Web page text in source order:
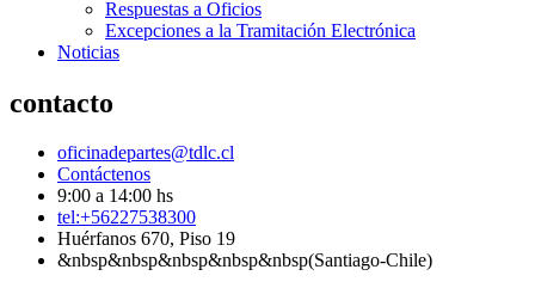
Respuestas a Oficios
Excepciones a la Tramitación Electrónica
Noticias
contacto
oficinadepartes@tdlc.cl
Contáctenos
9:00 a 14:00 hs
tel:+56227538300
Huérfanos 670, Piso 19
&nbsp&nbsp&nbsp&nbsp&nbsp(Santiago-Chile)